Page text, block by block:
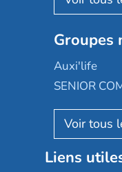
Nexity
Les jardins
Occitalia
Reseda
Stella
Les villages
Groupe SOS
Le Noble Âge
Almage
Résidalya
Groupe
Groupes
Auxi'life
SENIOR
AGE D'OR
Liens